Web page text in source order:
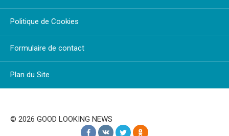
Politique de Cookies
Formulaire de contact
Plan du Site
© 2026 GOOD LOOKING NEWS